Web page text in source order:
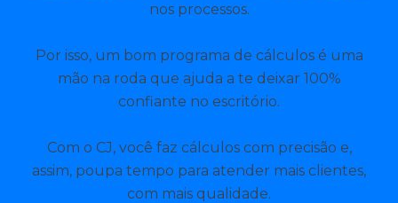
nos processos.
Por isso, um bom programa de cálculos é uma
mão na roda que ajuda a te deixar 100%
confiante no escritório.
Com o CJ, você faz cálculos com precisão e,
assim, poupa tempo para atender mais clientes,
com mais qualidade.